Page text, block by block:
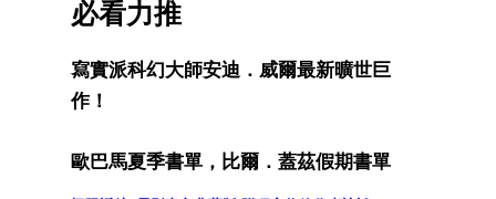
必看力推
寫實派科幻大師安迪．威爾最新曠世巨
作！
歐巴馬夏季書單，比爾．蓋茲假期書單